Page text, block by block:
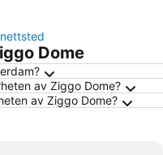
Dome
av Ziggo Dome?
av Ziggo Dome?